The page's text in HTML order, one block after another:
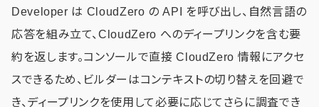
Developer は CloudZero の API を呼び出し、自然言語の
応答を組み立て、CloudZero へのディープリンクを含む要
約を返します。コンソールで直接 CloudZero 情報にアクセ
スできるため、ビルダーはコンテキストの切り替えを回避で
き、ディープリンクを使用して必要に応じてさらに調査でき